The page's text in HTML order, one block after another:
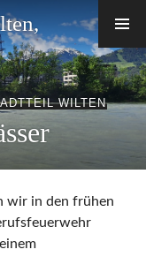
WILTEN
wir in den frühen